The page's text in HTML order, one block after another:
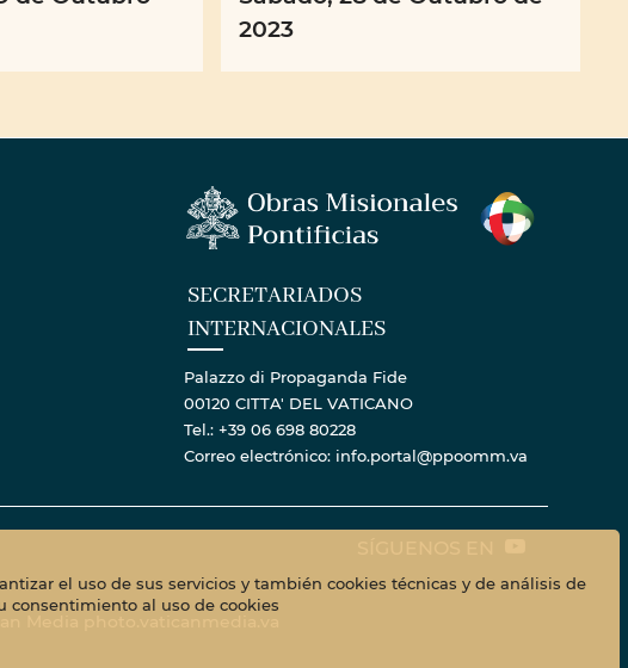
2023
SECRETARIADOS
INTERNACIONALES
Palazzo di Propaganda Fide
00120 CITTA' DEL VATICANO
Tel.: +39 06 698 80228
Correo electrónico: info.portal@ppoomm.va
Media
el uso de sus servicios y también cookies técnicas y de análisis de
consentimiento al uso de cookies